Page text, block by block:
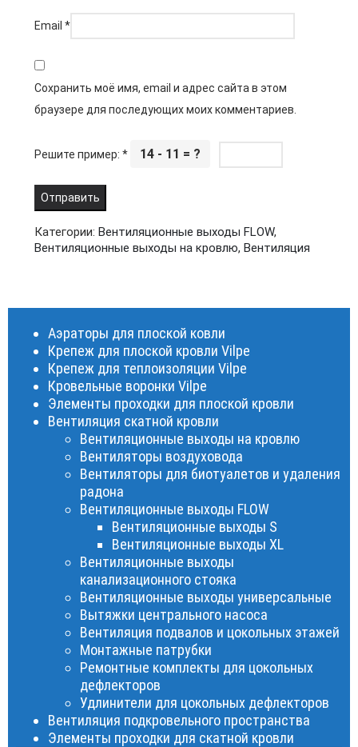
Email *
Сохранить моё имя, email и адрес сайта в этом
браузере для последующих моих комментариев.
Решите пример: * 14 - 11 = ?
Категории: Вентиляционные выходы FLOW,
Вентиляционные выходы на кровлю, Вентиляция
Аэраторы для плоской ковли
Крепеж для плоской кровли Vilpe
Крепеж для теплоизоляции Vilpe
Кровельные воронки Vilpe
Элементы проходки для плоской кровли
Вентиляция скатной кровли
Вентиляционные выходы на кровлю
Вентиляторы воздуховода
Вентиляторы для биотуалетов и удаления
радона
Вентиляционные выходы FLOW
Вентиляционные выходы S
Вентиляционные выходы XL
Вентиляционные выходы
канализационного стояка
Вентиляционные выходы универсальные
Вытяжки центрального насоса
Вентиляция подвалов и цокольных этажей
Монтажные патрубки
Ремонтные комплекты для цокольных
дефлекторов
Удлинители для цокольных дефлекторов
Вентиляция подкровельного пространства
Элементы проходки для скатной кровли